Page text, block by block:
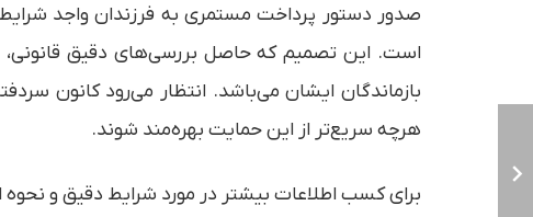
صدور دستور پرداخت مستمری به فرزندان واجد شرایط
است. این تصمیم که حاصل بررسی‌های دقیق
بازماندگان ایشان می‌باشد. انتظار می‌رود کانون
هرچه سریع‌تر از این حمایت بهره‌مند شوند.
برای کسب اطلاعات بیشتر در مورد شرایط دقیق و نحوه